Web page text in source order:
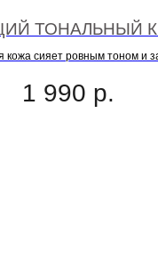
ТОНАЛЬНЫЙ
кожа сияет ровным тоном и
1 990 р.